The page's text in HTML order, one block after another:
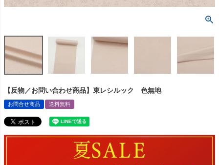
【反物／お問い合わせ商品】東レシルック 色無地
お問合せ商品 送料無料